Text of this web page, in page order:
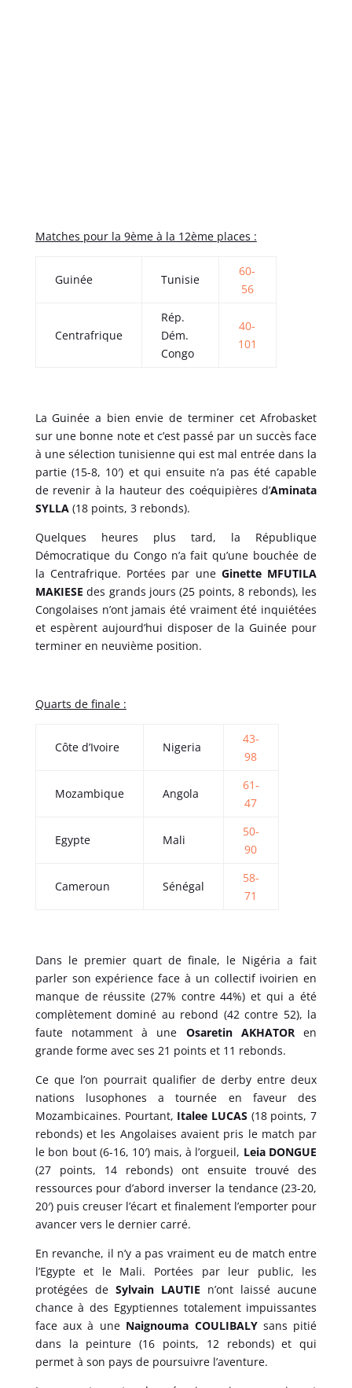
Matches pour la 9ème à la 12ème places :
Guinée Tunisie
60-
56
Centrafrique
Rép.
Dém.
Congo
40-
101
La Guinée a bien envie de terminer cet Afrobasket
sur une bonne note et c’est passé par un succès face
à une sélection tunisienne qui est mal entrée dans la
partie (15-8, 10′) et qui ensuite n’a pas été capable
de revenir à la hauteur des coéquipières d’Aminata
SYLLA(18 points, 3 rebonds).
Quelques heures plus tard, la République
Démocratique du Congo n’a fait qu’une bouchée de
la Centrafrique. Portées par une Ginette MFUTILA
MAKIESE des grands jours (25 points, 8 rebonds), les
Congolaises n’ont jamais été vraiment été inquiétées
et espèrent aujourd’hui disposer de la Guinée pour
terminer en neuvième position.
Quarts de finale :
Côte d’Ivoire Nigeria
43-
98
Mozambique Angola
61-
47
Egypte Mali
50-
90
Cameroun Sénégal
58-
71
Dans le premier quart de finale, le Nigéria a fait
parler son expérience face à un collectif ivoirien en
manque de réussite (27% contre 44%) et qui a été
complètement dominé au rebond (42 contre 52), la
faute notamment à une Osaretin AKHATORen
grande forme avec ses 21 points et 11 rebonds.
Ce que l’on pourrait qualifier de derby entre deux
nations lusophones a tournée en faveur des
Mozambicaines. Pourtant, Italee LUCAS (18 points, 7
rebonds) et les Angolaises avaient pris le match par
le bon bout (6-16, 10′) mais, à l’orgueil, Leia DONGUE
(27 points, 14 rebonds) ont ensuite trouvé des
ressources pour d’abord inverser la tendance (23-20,
20′) puis creuser l’écart et finalement l’emporter pour
avancer vers le dernier carré.
En revanche, il n’y a pas vraiment eu de match entre
l’Egypte et le Mali. Portées par leur public, les
protégées de Sylvain LAUTIE n’ont laissé aucune
chance à des Egyptiennes totalement impuissantes
face aux à une Naignouma COULIBALYsans pitié
dans la peinture (16 points, 12 rebonds) et qui
permet à son pays de poursuivre l’aventure.